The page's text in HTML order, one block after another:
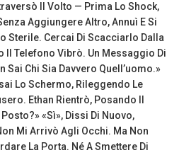
Il Volto — Prima Lo Shock,
Aggiungere Altro, Annuì E Si
Sterile. Cercai Di Scacciarlo Dalla
Il Telefono Vibrò. Un Messaggio Di
Sai Chi Sia Davvero Quell’uomo.»
Lo Schermo, Rileggendo Le
Ethan Rientrò, Posando Il
«Sì», Dissi Di Nuovo,
Mi Arrivò Agli Occhi. Ma Non
La Porta. Né A Smettere Di